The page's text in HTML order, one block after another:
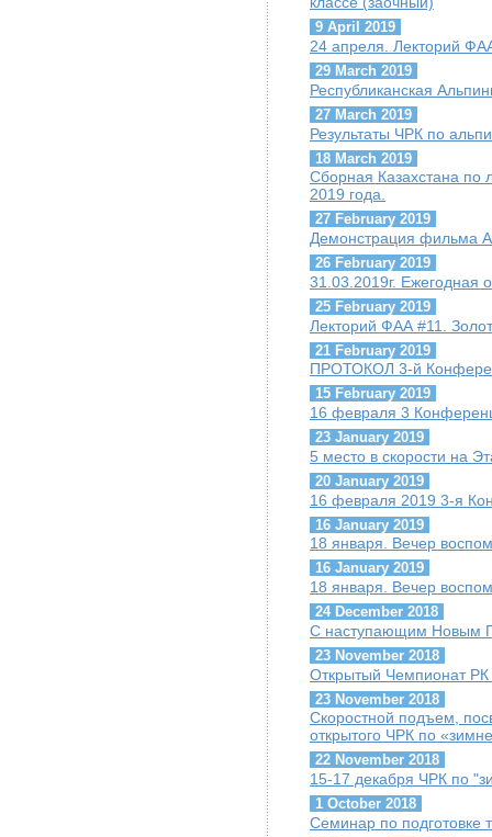
9 April 2019
24 апреля. Лекторий
29 March 2019
Республиканская
27 March 2019
Результаты ЧРК по
18 March 2019
Сборная Казахстана по
2019 года.
27 February 2019
Демонстрация фильма
26 February 2019
31.03.2019г.
25 February 2019
Лекторий ФАА #11.
21 February 2019
ПРОТОКОЛ 3-й
15 February 2019
16 февраля 3
23 January 2019
5 место в скорости на
20 January 2019
16 февраля 2019 3-я
16 January 2019
18 января. Вечер
16 January 2019
18 января. Вечер
24 December 2018
С наступающим Новым
23 November 2018
Открытый Чемпионат РК
23 November 2018
Скоростной подъем,
открытого ЧРК по
22 November 2018
15-17 декабря ЧРК по
1 October 2018
Семинар по подготовке